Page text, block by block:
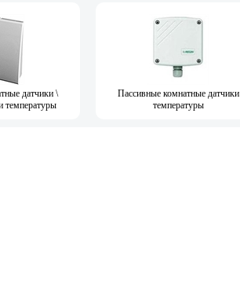
датчики \
температуры
Пассивные комнатные датчики
температуры